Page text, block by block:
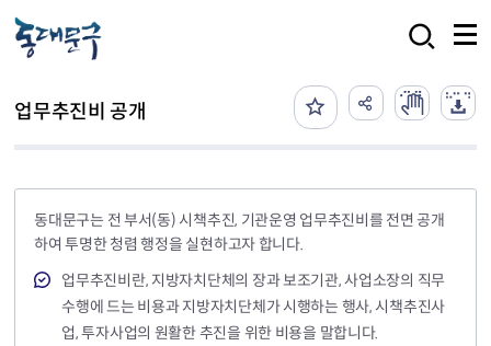
업무추진비 공개
동대문구는 전 부서(동) 시책추진, 기관운영 업무추진비를 전면 공개
하여 투명한 청렴 행정을 실현하고자 합니다.
업무추진비란, 지방자치단체의 장과 보조기관, 사업소장의 직무
수행에 드는 비용과 지방자치단체가 시행하는 행사, 시책추진사
업, 투자사업의 원활한 추진을 위한 비용을 말합니다.